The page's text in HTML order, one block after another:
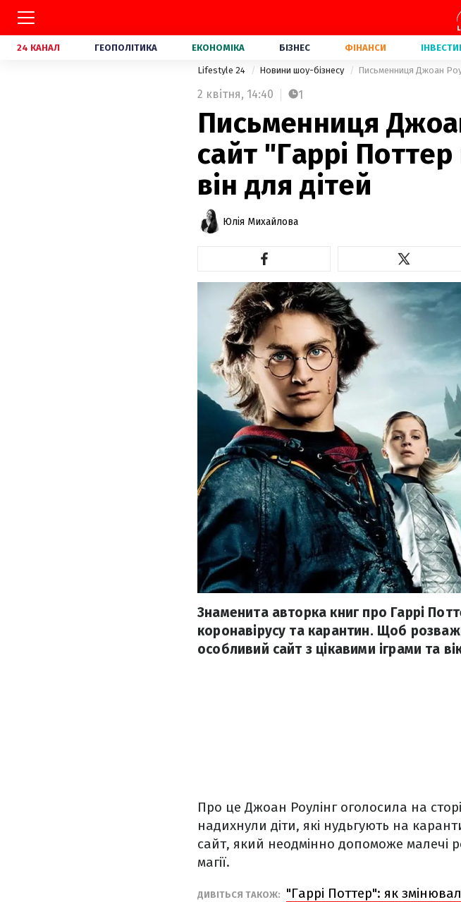
24 КАНАЛ ГЕОПОЛІТИКА ЕКОНОМІКА БІЗНЕС ФІНАНСИ
Lifestyle 24 Новини шоу-бізнесу Письменниця Джоан
2 квітня, 14:40 1
Письменниця
сайт "Гаррі
він для дітей
Юлія Михайлова
Знаменита авторка книг про Гаррі
коронавірусу та карантин. Щоб
особливий сайт з цікавими іграми та
Про це Джоан Роулінг оголосила на
надихнули діти, які нудьгують на
сайт, який неодмінно допоможе малечі
магії.
ДИВІТЬСЯ ТАКОЖ:
"Гаррі Поттер": як